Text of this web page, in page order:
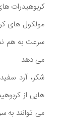
کربوهیدرات
مولکول های
سرعت به هم
می دهد.
شکر، آرد
هایی از
می توانند به